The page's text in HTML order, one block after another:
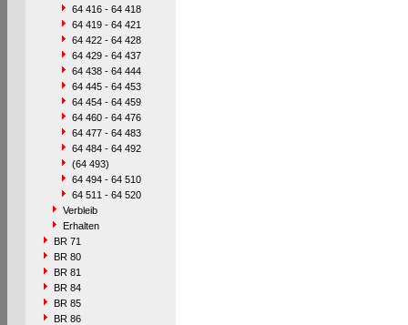
64 416 - 64 418
64 419 - 64 421
64 422 - 64 428
64 429 - 64 437
64 438 - 64 444
64 445 - 64 453
64 454 - 64 459
64 460 - 64 476
64 477 - 64 483
64 484 - 64 492
(64 493)
64 494 - 64 510
64 511 - 64 520
Verbleib
Erhalten
BR 71
BR 80
BR 81
BR 84
BR 85
BR 86